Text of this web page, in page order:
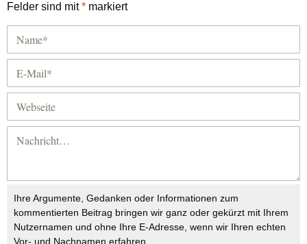
Felder sind mit* markiert
Ihre Argumente, Gedanken oder Informationen zum
kommentierten Beitrag bringen wir ganz oder gekürzt mit Ihrem
Nutzernamen und ohne Ihre E-Adresse, wenn wir Ihren echten
Vor- und Nachnamen erfahren.